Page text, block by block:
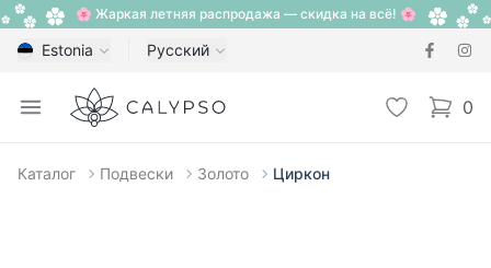
🌸 Жаркая летняя распродажа — скидка на всё! 🌸
Estonia Русский
Open menu
Calypso Избранное
0
items
Каталог Подвески Золото Циркон